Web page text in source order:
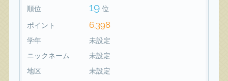
順位 19 位
ポイント 6,398
学年
未設定
ニックネーム
未設定
地区
未設定